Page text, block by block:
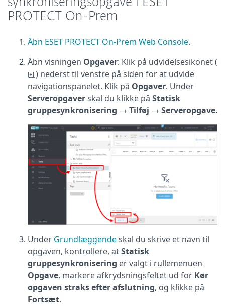
synkroniseringsopgave i ESET
PROTECT On-Prem
Åbn ESET PROTECT On-Prem Web Console.
Åbn visningen Opgaver: Klik på udvidelsesikonet (
) nederst til venstre på siden for at udvide
navigationspanelet. Klik på Opgaver. Under
Serveropgaverskal du klikke på Statisk
gruppesynkronisering → Tilføj → Serveropgave.
Under Grundlæggendeskal du skrive et navn til
opgaven, kontrollere, atStatisk
gruppesynkronisering er valgt i rullemenuen
Opgave, markere afkrydsningsfeltet ud for Kør
opgaven straks efter afslutning, og klikke på
Fortsæt.